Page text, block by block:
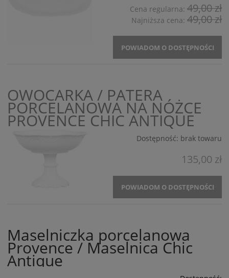
Cena regularna: 49,00 zł
Najniższa cena: 49,00 zł
POWIADOM O DOSTĘPNOŚCI
OWOCARKA / PATERA
PORCELANOWA NA NÓŻCE
PROVENCE CHIC ANTIQUE
Dostępność: brak towaru
135,00 zł
POWIADOM O DOSTĘPNOŚCI
Maselniczka porcelanowa
Provence / Maselnica Chic
Antique